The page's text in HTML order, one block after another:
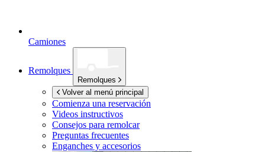
Camiones
Remolques
Remolques
Volver al menú principal
Comienza una reservación
Videos instructivos
Consejos para remolcar
Preguntas frecuentes
Enganches y accesorios